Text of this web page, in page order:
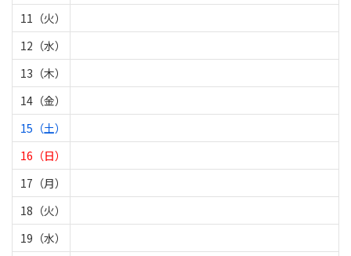
11（火）
12（水）
13（木）
14（金）
15（土）
16（日）
17（月）
18（火）
19（水）